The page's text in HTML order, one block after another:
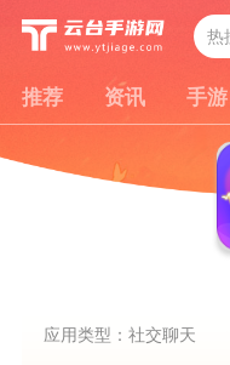
推荐 资讯 手游
应用类型：社交聊天